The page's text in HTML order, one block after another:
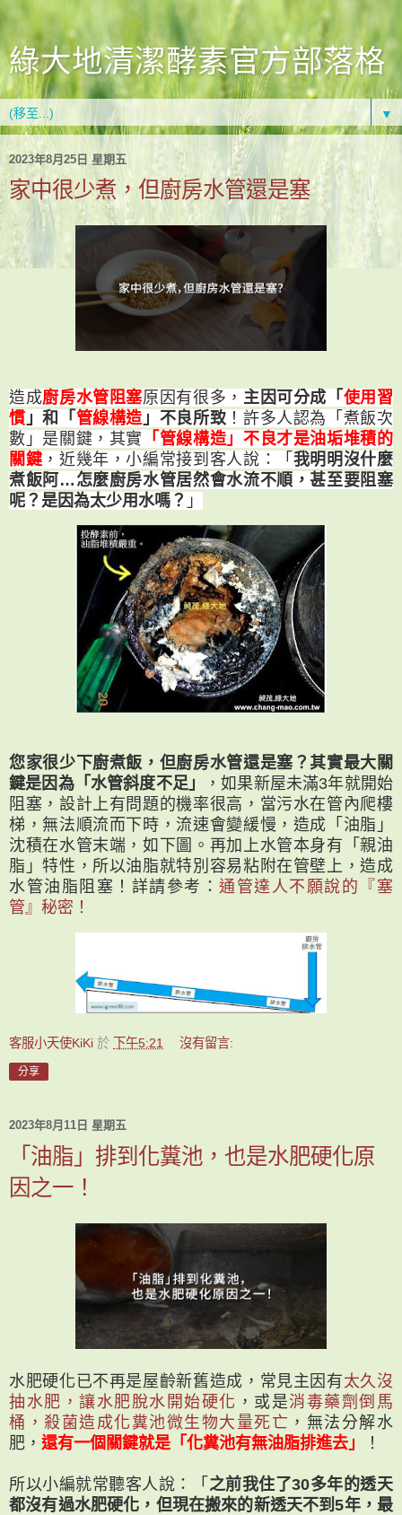
綠大地清潔酵素官方部落格
▼
2023年8月25日 星期五
家中很少煮，但廚房水管還是塞
造成廚房水管阻塞原因有很多， 主因可分成「 使用習
慣 」和「 管線構造 」不良所致 ！許多人認為「煮飯次
數」是關鍵，其實 「管線構造」不良才是油垢堆積的
關鍵 ，近幾年，小編常接到客人說：「 我明明沒什麼
煮飯阿…怎麼廚房水管居然會水流不順，甚至要阻塞
呢？是因為太少用水嗎？ 」
您家很少下廚煮飯，但廚房水管還是塞？其實最大關
鍵是因為「水管斜度不足」
，如果新屋未滿3年就開始
阻塞，設計上有問題的機率很高，當污水在管內爬樓
梯，無法順流而下時，流速會變緩慢，造成「油脂」
沈積在水管末端，如下圖。再加上水管本身有「親油
脂」特性，所以油脂就特別容易粘附在管壁上，造成
水管油脂阻塞！詳請參考：通管達人不願說的『塞
管』秘密！
客服小天使KiKi 於 下午5:21 沒有留言:
分享
2023年8月11日 星期五
「油脂」排到化糞池，也是水肥硬化原
因之一！
水肥硬化已不再是屋齡新舊造成，常見主因有太久沒
抽水肥，讓水肥脫水開始硬化 ，或是消毒藥劑倒馬
桶，殺菌造成化糞池微生物大量死亡 ，無法分解水
肥， 還有一個關鍵就是「化糞池有無油脂排進去」 ！
所以小編就常聽客人說：「 之前我住了30多年的透天
都沒有過水肥硬化，但現在搬來的新透天不到5年，最